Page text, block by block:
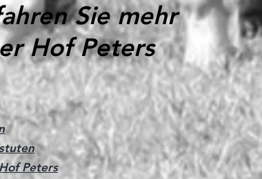
Sie mehr
Hof Peters
Peters